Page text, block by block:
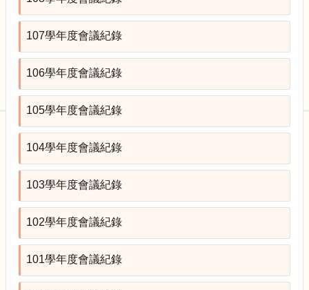
於
規
小
員
會
記
法
107學年度會議紀錄
106學年度會議紀錄
105學年度會議紀錄
104學年度會議紀錄
103學年度會議紀錄
102學年度會議紀錄
101學年度會議紀錄